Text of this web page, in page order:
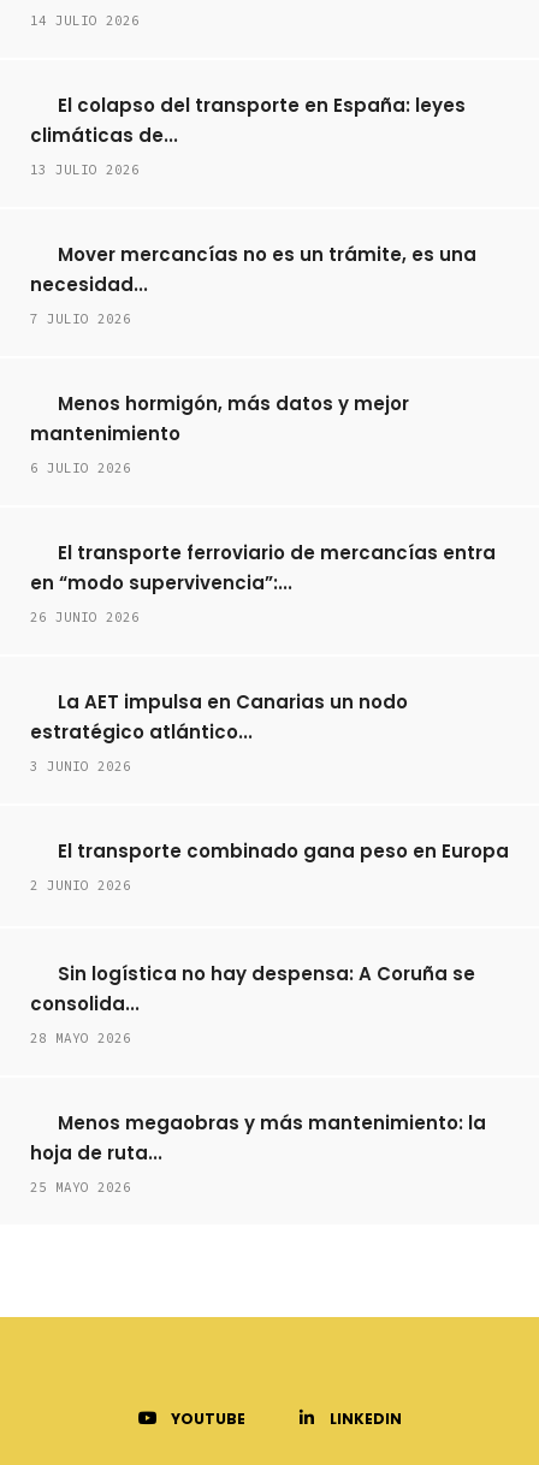
14 JULIO 2026
El colapso del transporte en España: leyes
climáticas de...
13 JULIO 2026
Mover mercancías no es un trámite, es una
necesidad...
7 JULIO 2026
Menos hormigón, más datos y mejor
mantenimiento
6 JULIO 2026
El transporte ferroviario de mercancías entra
en “modo supervivencia”:...
26 JUNIO 2026
La AET impulsa en Canarias un nodo
estratégico atlántico...
3 JUNIO 2026
El transporte combinado gana peso en Europa
2 JUNIO 2026
Sin logística no hay despensa: A Coruña se
consolida...
28 MAYO 2026
Menos megaobras y más mantenimiento: la
hoja de ruta...
25 MAYO 2026
YOUTUBE LINKEDIN